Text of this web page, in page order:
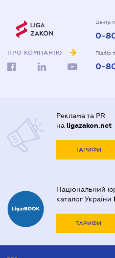
ПРО КОМПАНІЮ
Центр
0-
Підбір
0-
Реклама та PR
на ligazakon.net
ТАРИФИ
Національний
каталог України
ТАРИФИ